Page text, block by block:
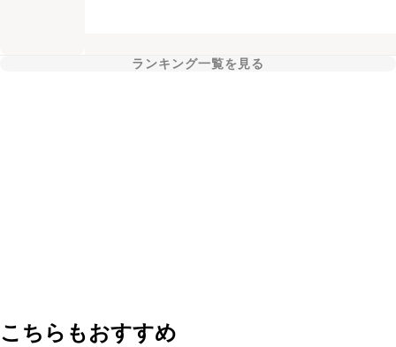
ランキング一覧を見る
こちらもおすすめ